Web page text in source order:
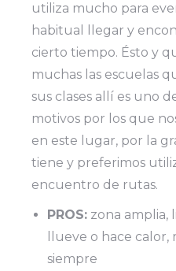
utiliza mucho para
habitual llegar y
cierto tiempo. Ésto y
muchas las escuelas
sus clases allí es uno
motivos por los que
en este lugar, por la
tiene y preferimos
encuentro de rutas.
PROS: zona amplia,
llueve o hace
siempre